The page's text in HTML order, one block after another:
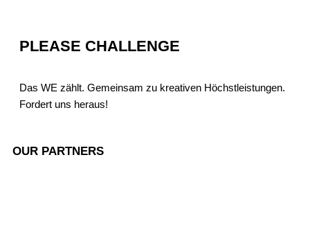
PLEASE CHALLENGE
Das WE zählt. Gemeinsam zu kreativen Höchstleistungen.
Fordert uns heraus!
OUR PARTNERS